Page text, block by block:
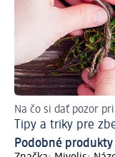
Na čo si dať pozor
Tipy a triky pre
Podobné produkty